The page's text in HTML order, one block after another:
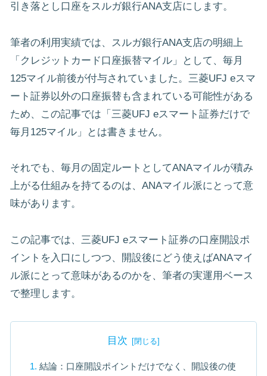
引き落とし口座をスルガ銀行ANA支店にします。
筆者の利用実績では、スルガ銀行ANA支店の明細上
「クレジットカード口座振替マイル」として、毎月
125マイル前後が付与されていました。三菱UFJ eスマ
ート証券以外の口座振替も含まれている可能性がある
ため、この記事では「三菱UFJ eスマート証券だけで
毎月125マイル」とは書きません。
それでも、毎月の固定ルートとしてANAマイルが積み
上がる仕組みを持てるのは、ANAマイル派にとって意
味があります。
この記事では、三菱UFJ eスマート証券の口座開設ポ
イントを入口にしつつ、開設後にどう使えばANAマイ
ル派にとって意味があるのかを、筆者の実運用ベース
で整理します。
目次
結論：口座開設ポイントだけでなく、開設後の使